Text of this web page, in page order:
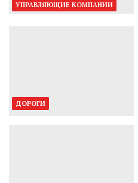
УПРАВЛЯЮЩИЕ КОМПАНИИ
ДОРОГИ